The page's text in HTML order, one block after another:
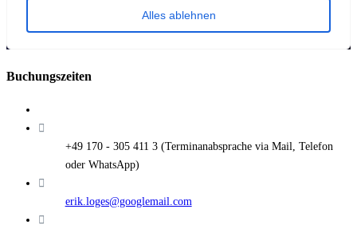
Buchungszeiten
+49 170 - 305 411 3
erik.loges@googlemail.com